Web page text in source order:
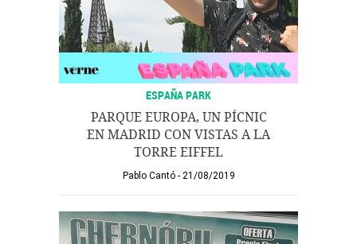
ESPAÑA PARK
PARQUE EUROPA, UN PÍCNIC
EN MADRID CON VISTAS A LA
TORRE EIFFEL
Pablo Cantó 21/08/2019